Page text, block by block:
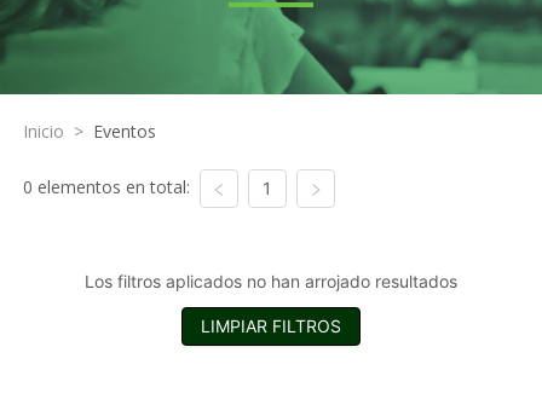
Inicio > Eventos
0 elementos en total: 1
Los filtros aplicados no han arrojado resultados
LIMPIAR FILTROS